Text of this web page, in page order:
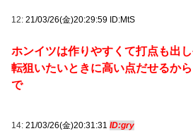
12: 21/03/26(金)20:29:59 ID:MtS
ホンイツは作りやすくて打点も出
転狙いたいときに高い点だせるか
で
14: 21/03/26(金)20:31:31 ID:gry